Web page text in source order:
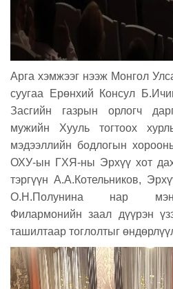
Арга хэмжээг нээж Монгол
суугаа Ерөнхий Консул
Засгийн газрын орлогч
мужийн Хууль тогтоох
мэдээллийн бодлогын
ОХУ-ын ГХЯ-ны Эрхүү хот
тэргүүн А.А.Котельников,
О.Н.Полунина нар
Филармонийн заал дүүрэн
ташилтаар тоглолтыг